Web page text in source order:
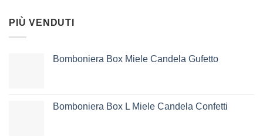
PIÙ VENDUTI
Bomboniera Box Miele Candela Gufetto
Bomboniera Box L Miele Candela Confetti